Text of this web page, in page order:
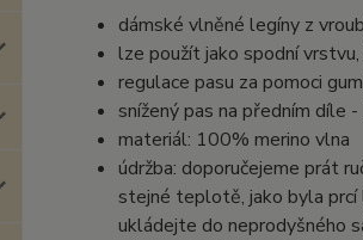
dámské vlněné legíny z
lze použít jako spodní
regulace pasu za pomoci
snížený pas na předním díle
materiál: 100% merino vlna
údržba: doporučejeme prát
stejné teplotě, jako byla prcí
ukládejte do neprodyšného